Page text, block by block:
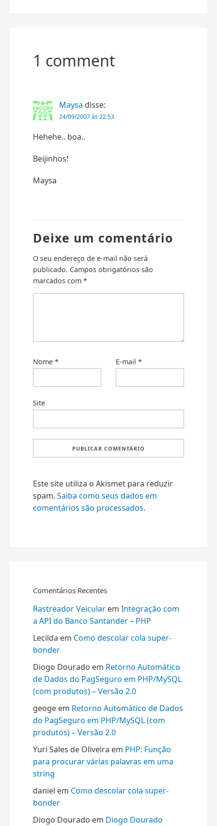
1 comment
Maysa disse:
24/09/2007 às 22:53
Hehehe.. boa..
Beijinhos!
Maysa
Deixe um comentário
O seu endereço de e-mail não será
publicado. Campos obrigatórios são
marcados com *
Nome * E-mail *
Site
Este site utiliza o Akismet para reduzir
spam. Saiba como seus dados em
comentários são processados.
Comentários Recentes
Rastreador Veicular em Integração com
a API do Banco Santander – PHP
Lecilda em Como descolar cola super-
bonder
Diogo Dourado em Retorno Automático
de Dados do PagSeguro em PHP/MySQL
(com produtos) – Versão 2.0
geoge em Retorno Automático de Dados
do PagSeguro em PHP/MySQL (com
produtos) – Versão 2.0
Yuri Sales de Oliveira em PHP: Função
para procurar várias palavras em uma
string
daniel em Como descolar cola super-
bonder
Diogo Dourado em Diogo Dourado